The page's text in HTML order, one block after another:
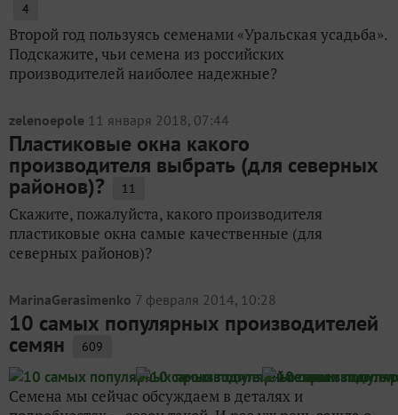
4
Второй год пользуясь семенами «Уральская усадьба».
Подскажите, чьи семена из российских
производителей наиболее надежные?
zelenoepole 11 января 2018, 07:44
Пластиковые окна какого
производителя выбрать (для северных
районов)? 11
Скажите, пожалуйста, какого производителя
пластиковые окна самые качественные (для
северных районов)?
MarinaGerasimenko 7 февраля 2014, 10:28
10 самых популярных производителей
семян 609
Семена мы сейчас обсуждаем в деталях и